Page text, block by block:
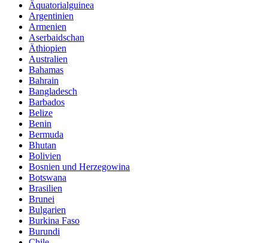
Äquatorialguinea
Argentinien
Armenien
Aserbaidschan
Äthiopien
Australien
Bahamas
Bahrain
Bangladesch
Barbados
Belize
Benin
Bermuda
Bhutan
Bolivien
Bosnien und Herzegowina
Botswana
Brasilien
Brunei
Bulgarien
Burkina Faso
Burundi